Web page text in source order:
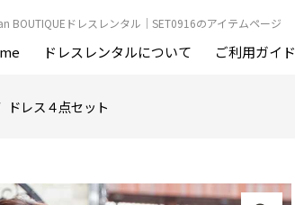
BOUTIQUEドレスレンタル｜SET0916のアイテムページ
ドレスレンタルについて ご利用ガイド
ドレス４点セット